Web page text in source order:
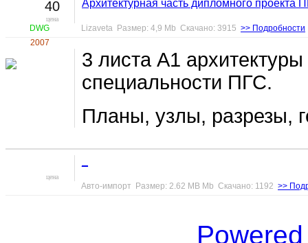
40
цена
DWG
2007
Архитектурная часть дипломного проекта
Lizaveta Размер: 4,9 Mb Скачано: 3915 >> Подробности
3 листа А1
специальности ПГС.
Планы, узлы, разрезы,
цена
Авто-импорт Размер: 2.62 MB Mb Скачано: 1192 >>